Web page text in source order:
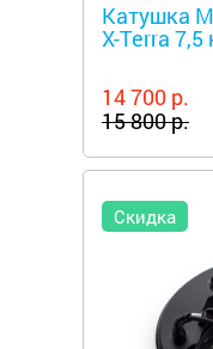
Катушка
X-Terra 7,5
14 700 р.
15 800 р.
Скидка